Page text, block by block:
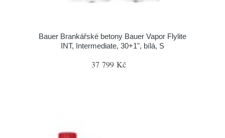
Bauer Brankářské betony Bauer Vapor Flylite
INT, Intermediate, 30+1", bílá, S
37 799 Kč